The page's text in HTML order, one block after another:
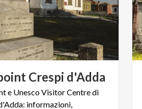
Crespi d'Adda
e Unesco Visitor Centre di
informazioni,